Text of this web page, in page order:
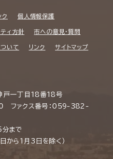
ク 個人情報保護
ィ方針 市への意見・質問
ついて リンク サイトマップ
一丁目18番18号
ファクス番号：059-382-
まで
から1月3日を除く）